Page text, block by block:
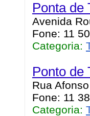
Ponta de
Avenida
Fone: 11
Categoria:
Ponto de
Rua
Fone: 11
Categoria: